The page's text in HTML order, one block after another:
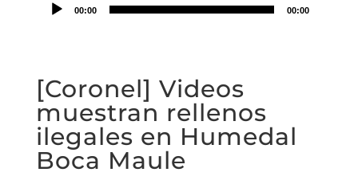
00:00 00:00
[Coronel] Videos
muestran rellenos
ilegales en Humedal
Boca Maule